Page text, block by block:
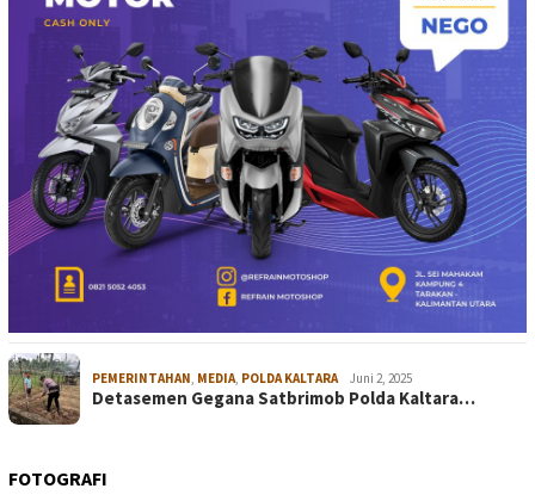
PEMERINTAHAN, MEDIA, POLDA KALTARA Juni 2, 2025
Detasemen Gegana Satbrimob Polda Kaltara…
FOTOGRAFI